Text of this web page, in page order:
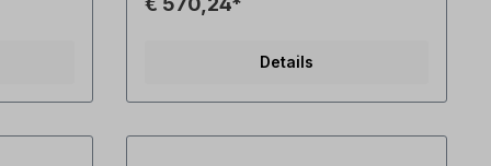
ED,
(155°C),
15 kg, Frequenz= 50 Hz, Lackierung=
Kaltleiter, Betriebsart= S1- 100% ED,
Grauguss, Isolationsklasse= F (155°C),
Details